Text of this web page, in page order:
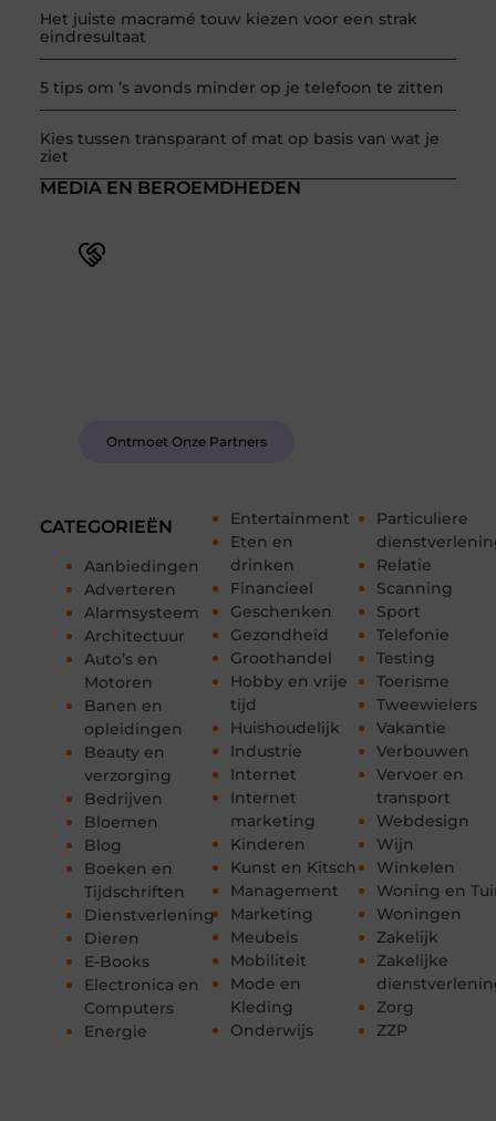
Het juiste macramé touw kiezen voor een strak
eindresultaat
5 tips om ’s avonds minder op je telefoon te zitten
Kies tussen transparant of mat op basis van wat je
ziet
CATEGORIEËN
Aanbiedingen
Adverteren
Alarmsysteem
Architectuur
Auto’s en
Motoren
Banen en
opleidingen
Beauty en
verzorging
Bedrijven
Bloemen
Blog
Boeken en
Tijdschriften
Dienstverlening
Dieren
E-Books
Electronica en
Computers
Energie
Entertainment
Eten en
drinken
Financieel
Geschenken
Gezondheid
Groothandel
Hobby en vrije
tijd
Huishoudelijk
Industrie
Internet
Internet
marketing
Kinderen
Kunst en Kitsch
Management
Marketing
Meubels
Mobiliteit
Mode en
Kleding
Onderwijs
Particuliere
Relatie
Scanning
Sport
Telefonie
Testing
Toerisme
Tweewielers
Vakantie
Verbouwen
Vervoer en
transport
Webdesign
Wijn
Winkelen
Woning en
Woningen
Zakelijk
Zakelijke
Zorg
ZZP
MEDIA EN BEROEMDHEDEN
Ontmoet Onze Partners